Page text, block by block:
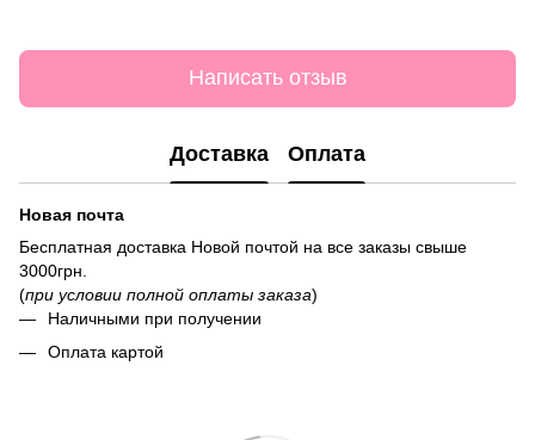
Написать отзыв
Доставка Оплата
Новая почта
Бесплатная доставка Новой почтой на все заказы свыше
3000грн.
(при условии полной оплаты заказа)
Наличными при получении
Оплата картой